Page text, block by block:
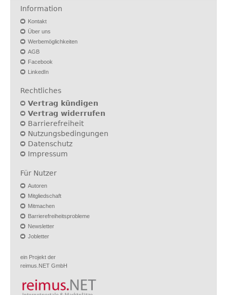
Information
Kontakt
Über uns
Werbemöglichkeiten
AGB
Facebook
LinkedIn
Rechtliches
Vertrag kündigen
Vertrag widerrufen
Barrierefreiheit
Nutzungsbedingungen
Datenschutz
Impressum
Für Nutzer
Autoren
Mitgliedschaft
Mitmachen
Barrierefreiheitsprobleme
Newsletter
Jobletter
ein Projekt der
reimus.NET GmbH